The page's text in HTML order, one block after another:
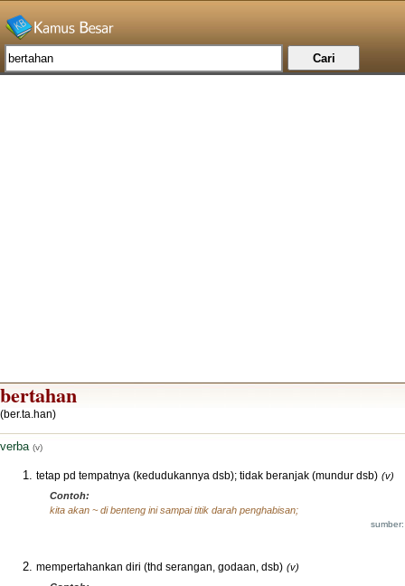
bertahan
(ber.ta.han)
verba (v)
tetap pd tempatnya (kedudukannya dsb); tidak beranjak (mundur dsb) (v)
Contoh:
kita akan ~ di benteng ini sampai titik darah penghabisan;
mempertahankan diri (thd serangan, godaan, dsb) (v)